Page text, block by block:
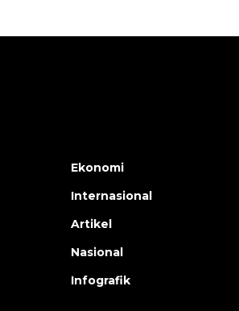
Ekonomi
Internasional
Artikel
Nasional
Infografik